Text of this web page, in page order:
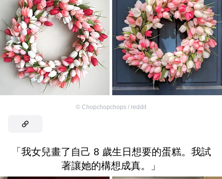
© Chopchopchops / reddit
「我女兒畫了自己 8 歲生日想要的蛋糕。我試
著讓她的構想成真。」